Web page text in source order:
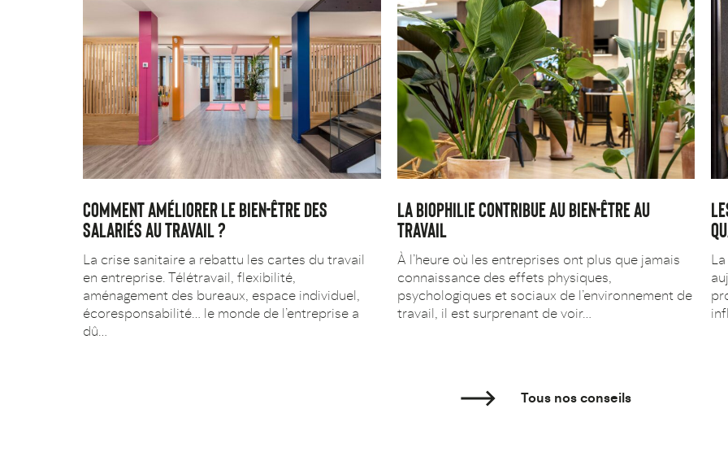
COMMENT AMÉLIORER LE BIEN-ÊTRE DES
SALARIÉS AU TRAVAIL ?
La crise sanitaire a rebattu les cartes du travail
en entreprise. Télétravail, flexibilité,
aménagement des bureaux, espace individuel,
écoresponsabilité… le monde de l’entreprise a
dû…
LA BIOPHILIE CONTRIBUE AU BIEN-ÊTRE AU
TRAVAIL
À l’heure où les entreprises ont plus que jamais
connaissance des effets physiques,
psychologiques et sociaux de l’environnement de
travail, il est surprenant de voir…
Tous nos conseils